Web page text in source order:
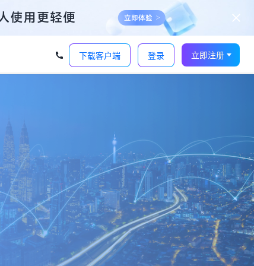
下载客户端 登录 立即注册